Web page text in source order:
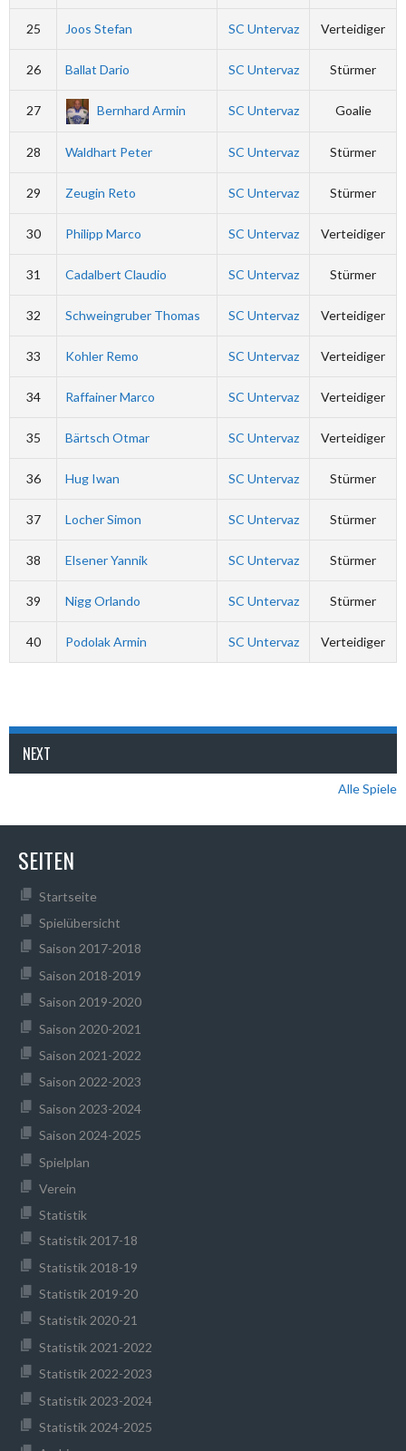
25 Joos Stefan SC Untervaz Verteidiger
26 Ballat Dario SC Untervaz Stürmer
27 Bernhard Armin SC Untervaz Goalie
28 Waldhart Peter SC Untervaz Stürmer
29 Zeugin Reto SC Untervaz Stürmer
30 Philipp Marco SC Untervaz Verteidiger
31 Cadalbert Claudio SC Untervaz Stürmer
32 Schweingruber Thomas SC Untervaz Verteidiger
33 Kohler Remo SC Untervaz Verteidiger
34 Raffainer Marco SC Untervaz Verteidiger
35 Bärtsch Otmar SC Untervaz Verteidiger
36 Hug Iwan SC Untervaz Stürmer
37 Locher Simon SC Untervaz Stürmer
38 Elsener Yannik SC Untervaz Stürmer
39 Nigg Orlando SC Untervaz Stürmer
40 Podolak Armin SC Untervaz Verteidiger
NEXT
Alle Spiele
SEITEN
Startseite
Spielübersicht
Saison 2017-2018
Saison 2018-2019
Saison 2019-2020
Saison 2020-2021
Saison 2021-2022
Saison 2022-2023
Saison 2023-2024
Saison 2024-2025
Spielplan
Verein
Statistik
Statistik 2017-18
Statistik 2018-19
Statistik 2019-20
Statistik 2020-21
Statistik 2021-2022
Statistik 2022-2023
Statistik 2023-2024
Statistik 2024-2025